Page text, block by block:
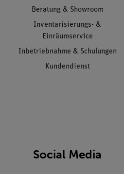
Beratung & Showroom
Inventarisierungs- &
Einräumservice
Inbetriebnahme & Schulungen
Kundendienst
Social Media